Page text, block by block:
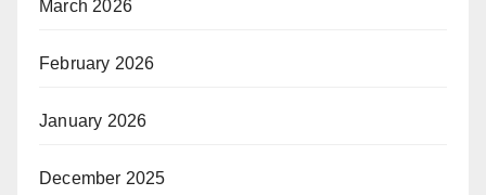
March 2026
February 2026
January 2026
December 2025